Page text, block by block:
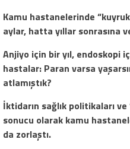
Kamu hastanelerinde
aylar, hatta yıllar sonrasına
Anjiyo için bir yıl, endoskopi
hastalar: Paran varsa
atlamıştık?
İktidarın sağlık politikaları ve
sonucu olarak kamu
da zorlaştı.